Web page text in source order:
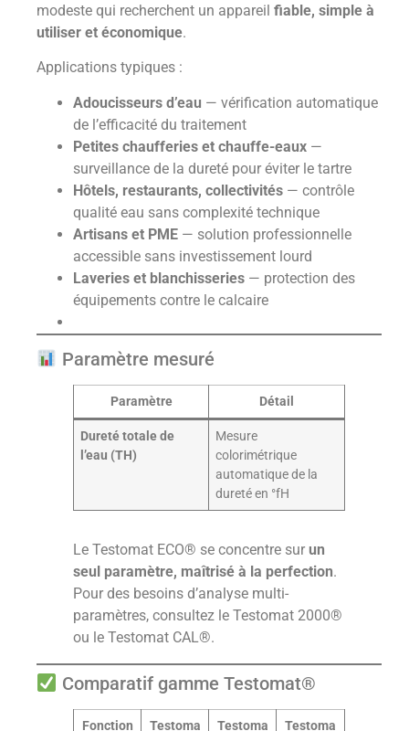
modeste qui recherchent un appareil fiable, simple à
utiliser et économique.
Applications typiques :
Adoucisseurs d’eau — vérification automatique
de l’efficacité du traitement
Petites chaufferies et chauffe-eaux —
surveillance de la dureté pour éviter le tartre
Hôtels, restaurants, collectivités — contrôle
qualité eau sans complexité technique
Artisans et PME — solution professionnelle
accessible sans investissement lourd
Laveries et blanchisseries — protection des
équipements contre le calcaire
Paramètre mesuré
Paramètre Détail
Dureté totale de
l’eau (TH)
Mesure
colorimétrique
automatique de la
dureté en °fH
Le Testomat ECO® se concentre sur un
seul paramètre, maîtrisé à la perfection.
Pour des besoins d’analyse multi-
paramètres, consultez le Testomat 2000®
ou le Testomat CAL®.
Comparatif gamme Testomat®
Fonction Testoma Testoma Testoma